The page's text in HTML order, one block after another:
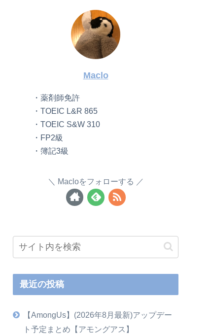
Maclo
・薬剤師免許
・TOEIC L&R 865
・TOEIC S&W 310
・FP2級
・簿記3級
Macloをフォローする
最近の投稿
【AmongUs】(2026年8月最新)アップデー
ト予定まとめ【アモングアス】